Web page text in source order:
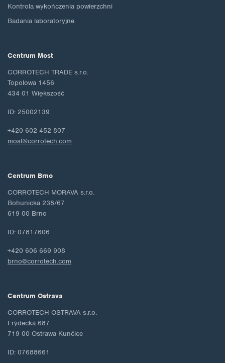
Kontrola wykończenia powierzchni
Badania laboratoryjne
Centrum Most
CORROTECH TRADE s.r.o.
Topolowa 1456
434 01 Większość
ID: 25002139
+420 602 452 807
most@corrotech.com
Centrum Brno
CORROTECH MORAVA s.r.o.
Bohunicka 238/67
619 00 Brno
ID: 07817606
+420 606 669 908
brno@corrotech.com
Centrum Ostrava
CORROTECH OSTRAVA s.r.o.
Frýdecká 687
719 00 Ostrawa Kunčice
ID: 07688661